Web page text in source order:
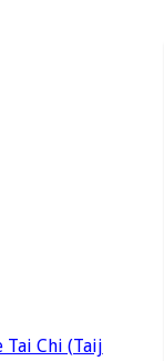
Tai Chi (Taij